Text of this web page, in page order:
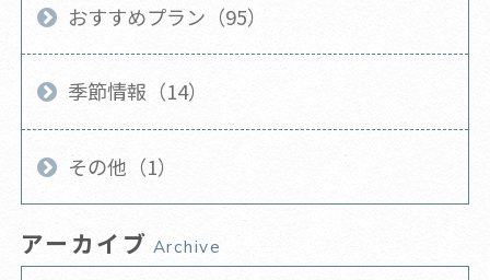
おすすめプラン（95）
季節情報（14）
その他（1）
アーカイブ Archive